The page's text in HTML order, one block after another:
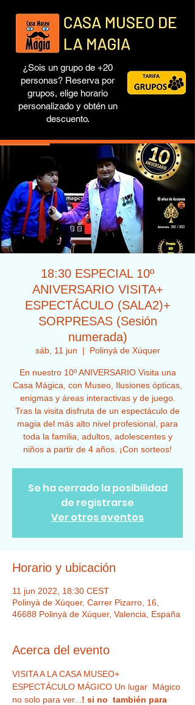
¿Sois un grupo de +20
personas? Reserva por
grupos, elige horario
personalizado y obtén un
descuento.
18:30 ESPECIAL 10º
ANIVERSARIO VISITA+
ESPECTÁCULO (SALA2)+
SORPRESAS (Sesión
numerada)
sáb, 11 jun
  |
Polinyà de Xúquer
En nuestro 10º ANIVERSARIO Visita una
Casa Mágica, con Museo, Ilusiones ópticas,
enigmas y áreas interactivas y de juego.
Tras la visita disfruta de un espectáculo de
magia del más alto nivel profesional, para
toda la familia, adultos, adolescentes y
niños a partir de 4 años. ¡Con sorteos!
Se ha cerrado la posibilidad
de registrarse
Ver otros eventos
Horario y ubicación
11 jun 2022, 18:30 CEST
Polinyà de Xúquer, Carrer Pizarro, 16,
46688 Polinyà de Xúquer, Valencia, España
Acerca del evento
VISITA A LA CASA MUSEO+
ESPECTÁCULO MÁGICO Un lugar  Mágico
no solo para ver... ! si no  también para